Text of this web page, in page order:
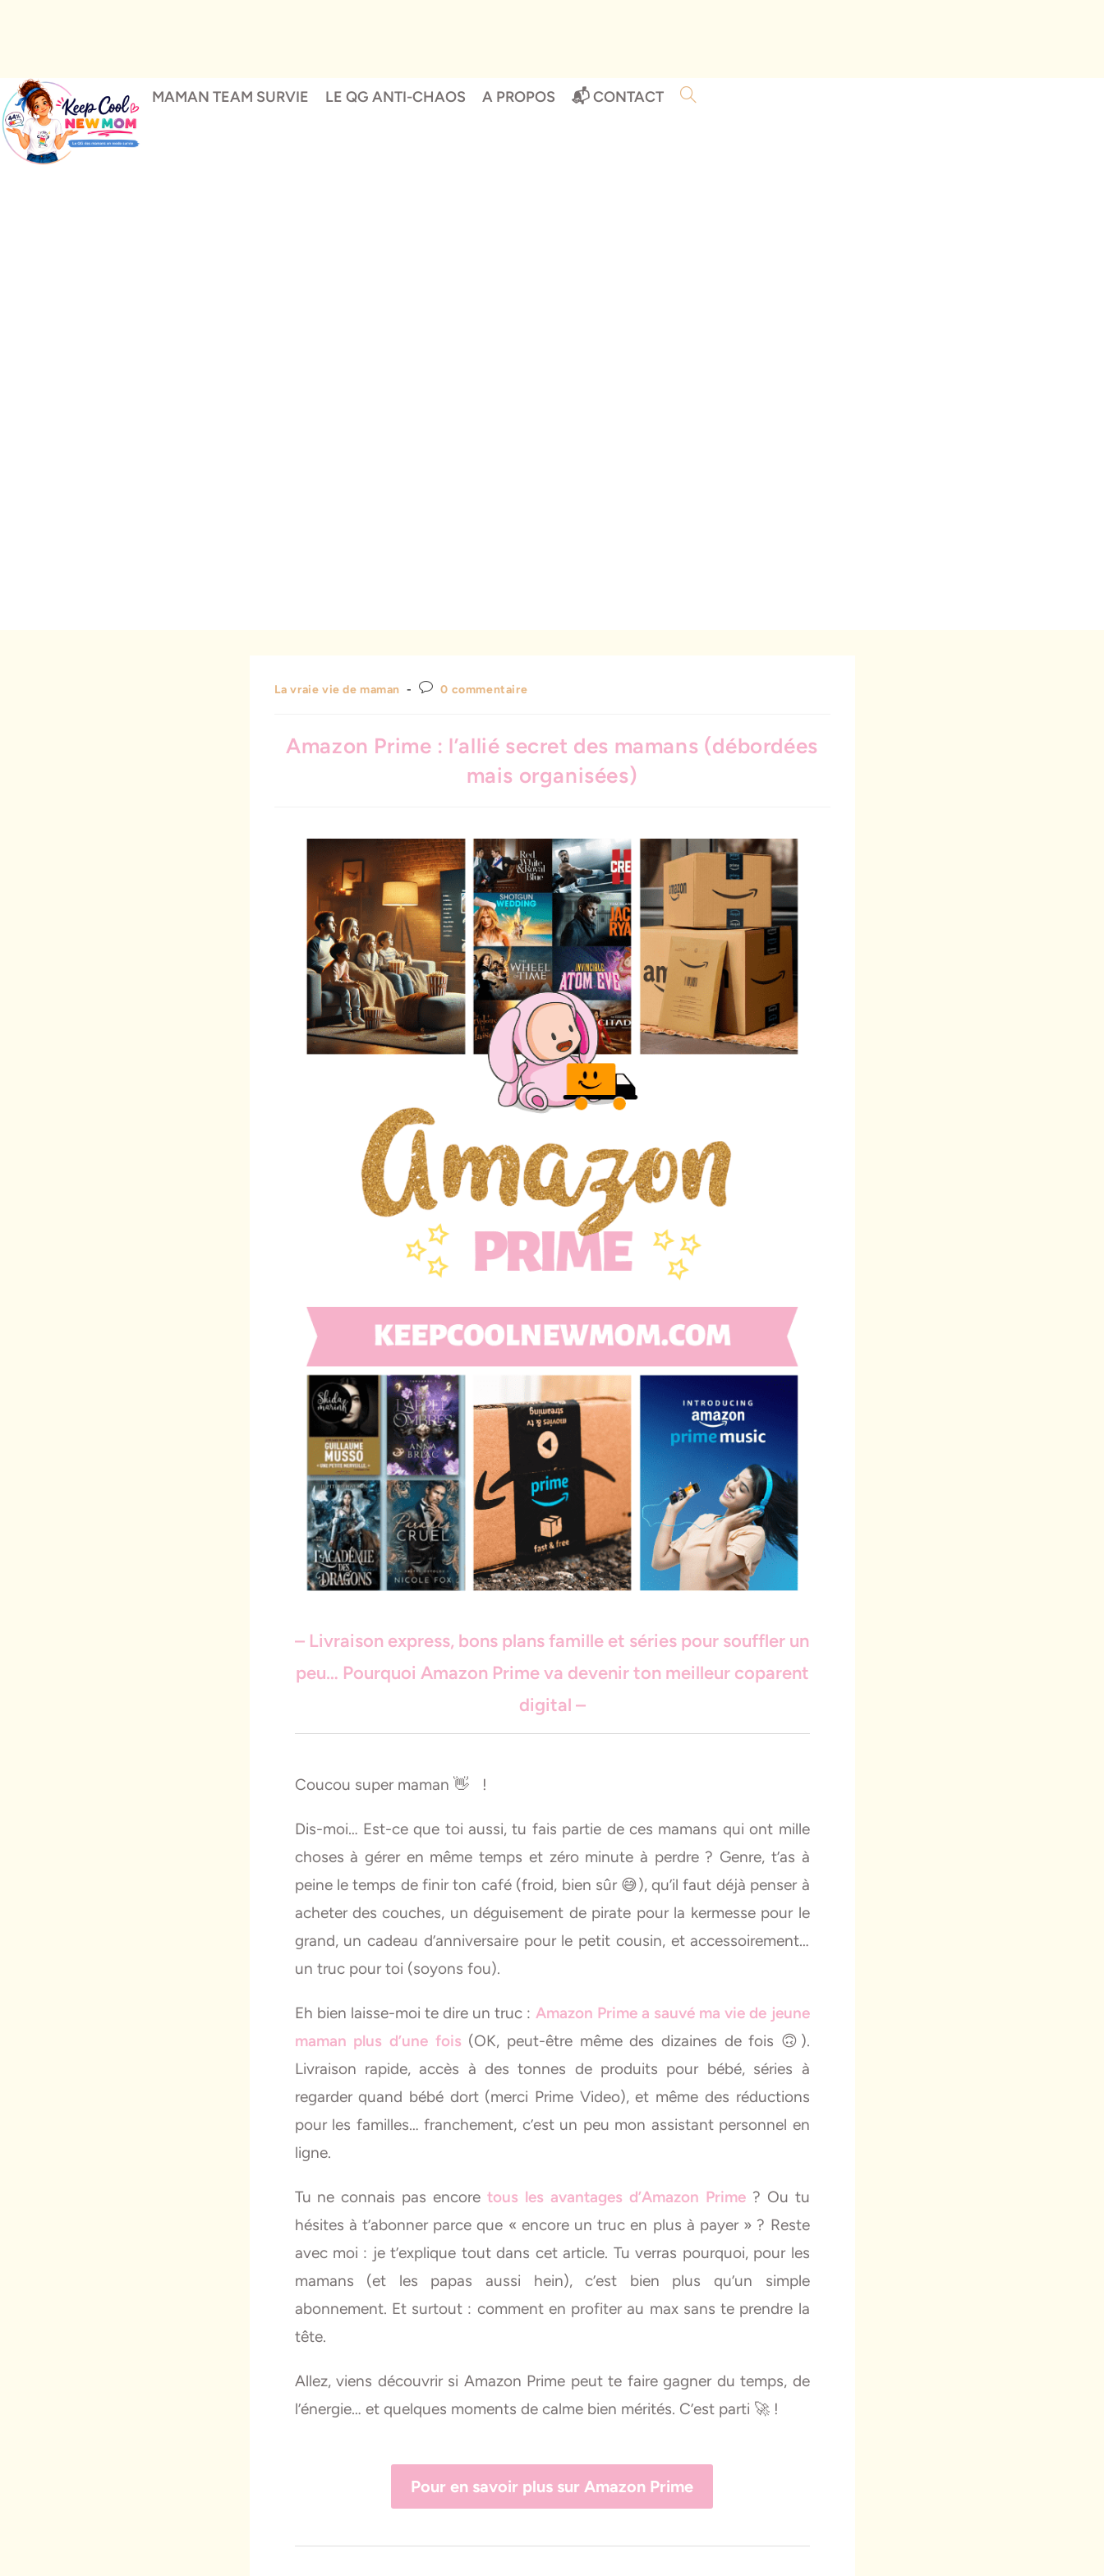
MAMAN TEAM SURVIE LE QG ANTI-CHAOS A PROPOS 📬 CONTACT
La vraie vie de maman 0 commentaire
Amazon Prime : l’allié secret des mamans (débordées
mais organisées)
– Livraison express, bons plans famille et séries pour souffler un
peu… Pourquoi Amazon Prime va devenir ton meilleur coparent
digital –
Coucou super maman 👋 !
Dis-moi… Est-ce que toi aussi, tu fais partie de ces mamans qui ont mille
choses à gérer en même temps et zéro minute à perdre ? Genre, t’as à
peine le temps de finir ton café (froid, bien sûr 😅), qu’il faut déjà penser à
acheter des couches, un déguisement de pirate pour la kermesse pour le
grand, un cadeau d’anniversaire pour le petit cousin, et accessoirement…
un truc pour toi (soyons fou).
Eh bien laisse-moi te dire un truc : Amazon Prime a sauvé ma vie de jeune
maman plus d’une fois(OK, peut-être même des dizaines de fois 🙃).
Livraison rapide, accès à des tonnes de produits pour bébé, séries à
regarder quand bébé dort (merci Prime Video), et même des réductions
pour les familles… franchement, c’est un peu mon assistant personnel en
ligne.
Tu ne connais pas encoretous les avantages d’Amazon Prime? Ou tu
hésites à t’abonner parce que « encore un truc en plus à payer » ? Reste
avec moi : je t’explique tout dans cet article. Tu verras pourquoi, pour les
mamans (et les papas aussi hein), c’est bien plus qu’un simple
abonnement. Et surtout : comment en profiter au max sans te prendre la
tête.
Allez, viens découvrir si Amazon Prime peut te faire gagner du temps, de
l’énergie… et quelques moments de calme bien mérités. C’est parti 🚀 !
Pour en savoir plus sur Amazon Prime